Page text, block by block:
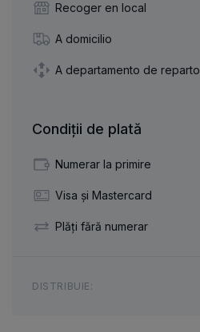
Recoger en local
A domicilio
A departamento de reparto
Condiții de plată
Numerar la primire
Visa și Mastercard
Plăți fără numerar
DISTRIBUIE: